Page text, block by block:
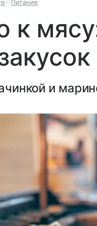
Питание
к
и